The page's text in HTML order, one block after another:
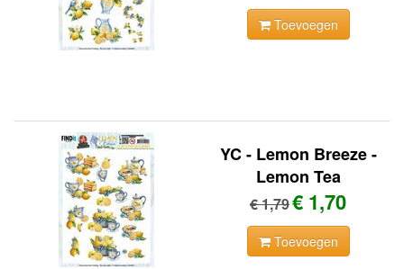
Toevoegen
YC - Lemon Breeze -
Lemon Tea
€ 1,79€ 1,70
Toevoegen